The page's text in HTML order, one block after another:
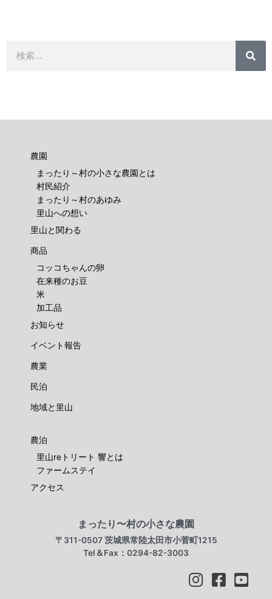
検
農園
まったり～村の小さな農園とは
村民紹介
まったり～村のあゆみ
里山への想い
里山と関わる
商品
コッコちゃんの卵
在来種のお豆
米
加工品
お知らせ
イベント報告
農業
民泊
地域と里山
農泊
里山reトリート 響とは
ファームステイ
アクセス
まったり〜村の小さな農園
〒311-0507 茨城県常陸太田市小菅町1215
Tel＆Fax：0294-82-3003